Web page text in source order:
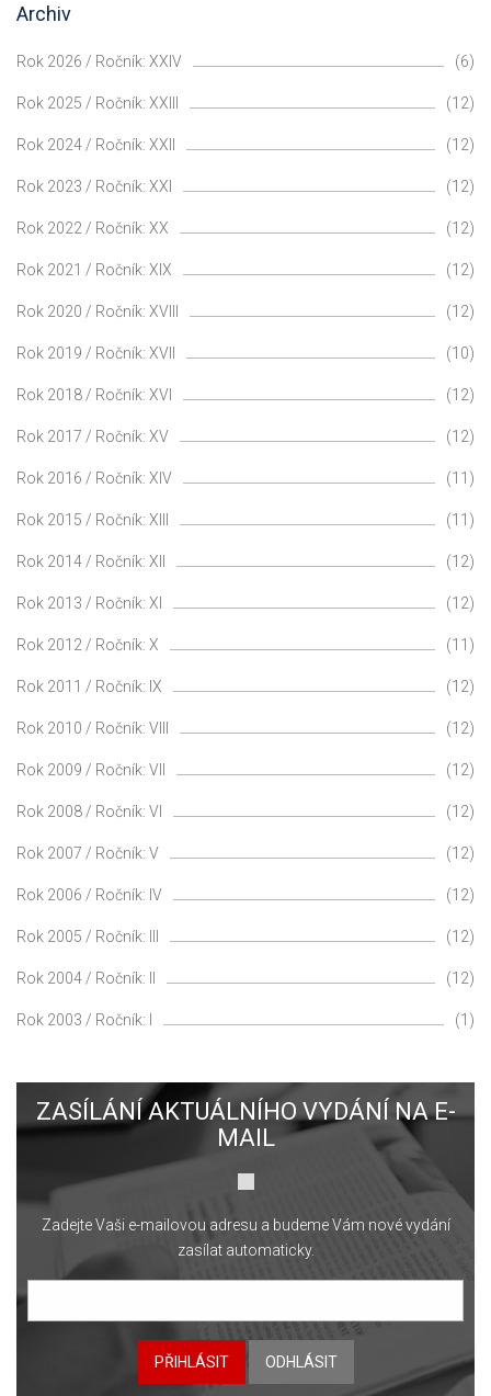
Archiv
Rok 2026 / Ročník: XXIV (6)
Rok 2025 / Ročník: XXIII (12)
Rok 2024 / Ročník: XXII (12)
Rok 2023 / Ročník: XXI (12)
Rok 2022 / Ročník: XX (12)
Rok 2021 / Ročník: XIX (12)
Rok 2020 / Ročník: XVIII (12)
Rok 2019 / Ročník: XVII (10)
Rok 2018 / Ročník: XVI (12)
Rok 2017 / Ročník: XV (12)
Rok 2016 / Ročník: XIV (11)
Rok 2015 / Ročník: XIII (11)
Rok 2014 / Ročník: XII (12)
Rok 2013 / Ročník: XI (12)
Rok 2012 / Ročník: X (11)
Rok 2011 / Ročník: IX (12)
Rok 2010 / Ročník: VIII (12)
Rok 2009 / Ročník: VII (12)
Rok 2008 / Ročník: VI (12)
Rok 2007 / Ročník: V (12)
Rok 2006 / Ročník: IV (12)
Rok 2005 / Ročník: III (12)
Rok 2004 / Ročník: II (12)
Rok 2003 / Ročník: I (1)
ZASÍLÁNÍ AKTUÁLNÍHO VYDÁNÍ NA E-
MAIL
Zadejte Vaši e-mailovou adresu a budeme Vám nové vydání
zasílat automaticky.
PŘIHLÁSIT ODHLÁSIT